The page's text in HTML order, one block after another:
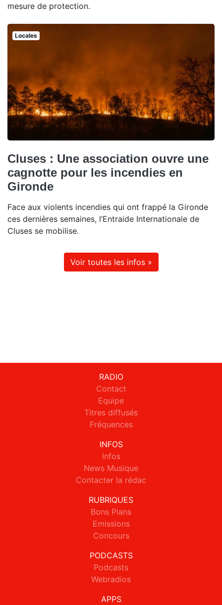
mesure de protection.
Locales
Cluses : Une association ouvre une
cagnotte pour les incendies en
Gironde
Face aux violents incendies qui ont frappé la Gironde
ces dernières semaines, l’Entraide Internationale de
Cluses se mobilise.
Voir toutes les infos »
RADIO
Contact
Equipe
Titres diffusés
Fréquences
INFOS
Infos
News Musique
Contacter la rédac
RUBRIQUES
Bons Plans
Emissions
Concours
PODCASTS
Podcasts
Webradios
APPS